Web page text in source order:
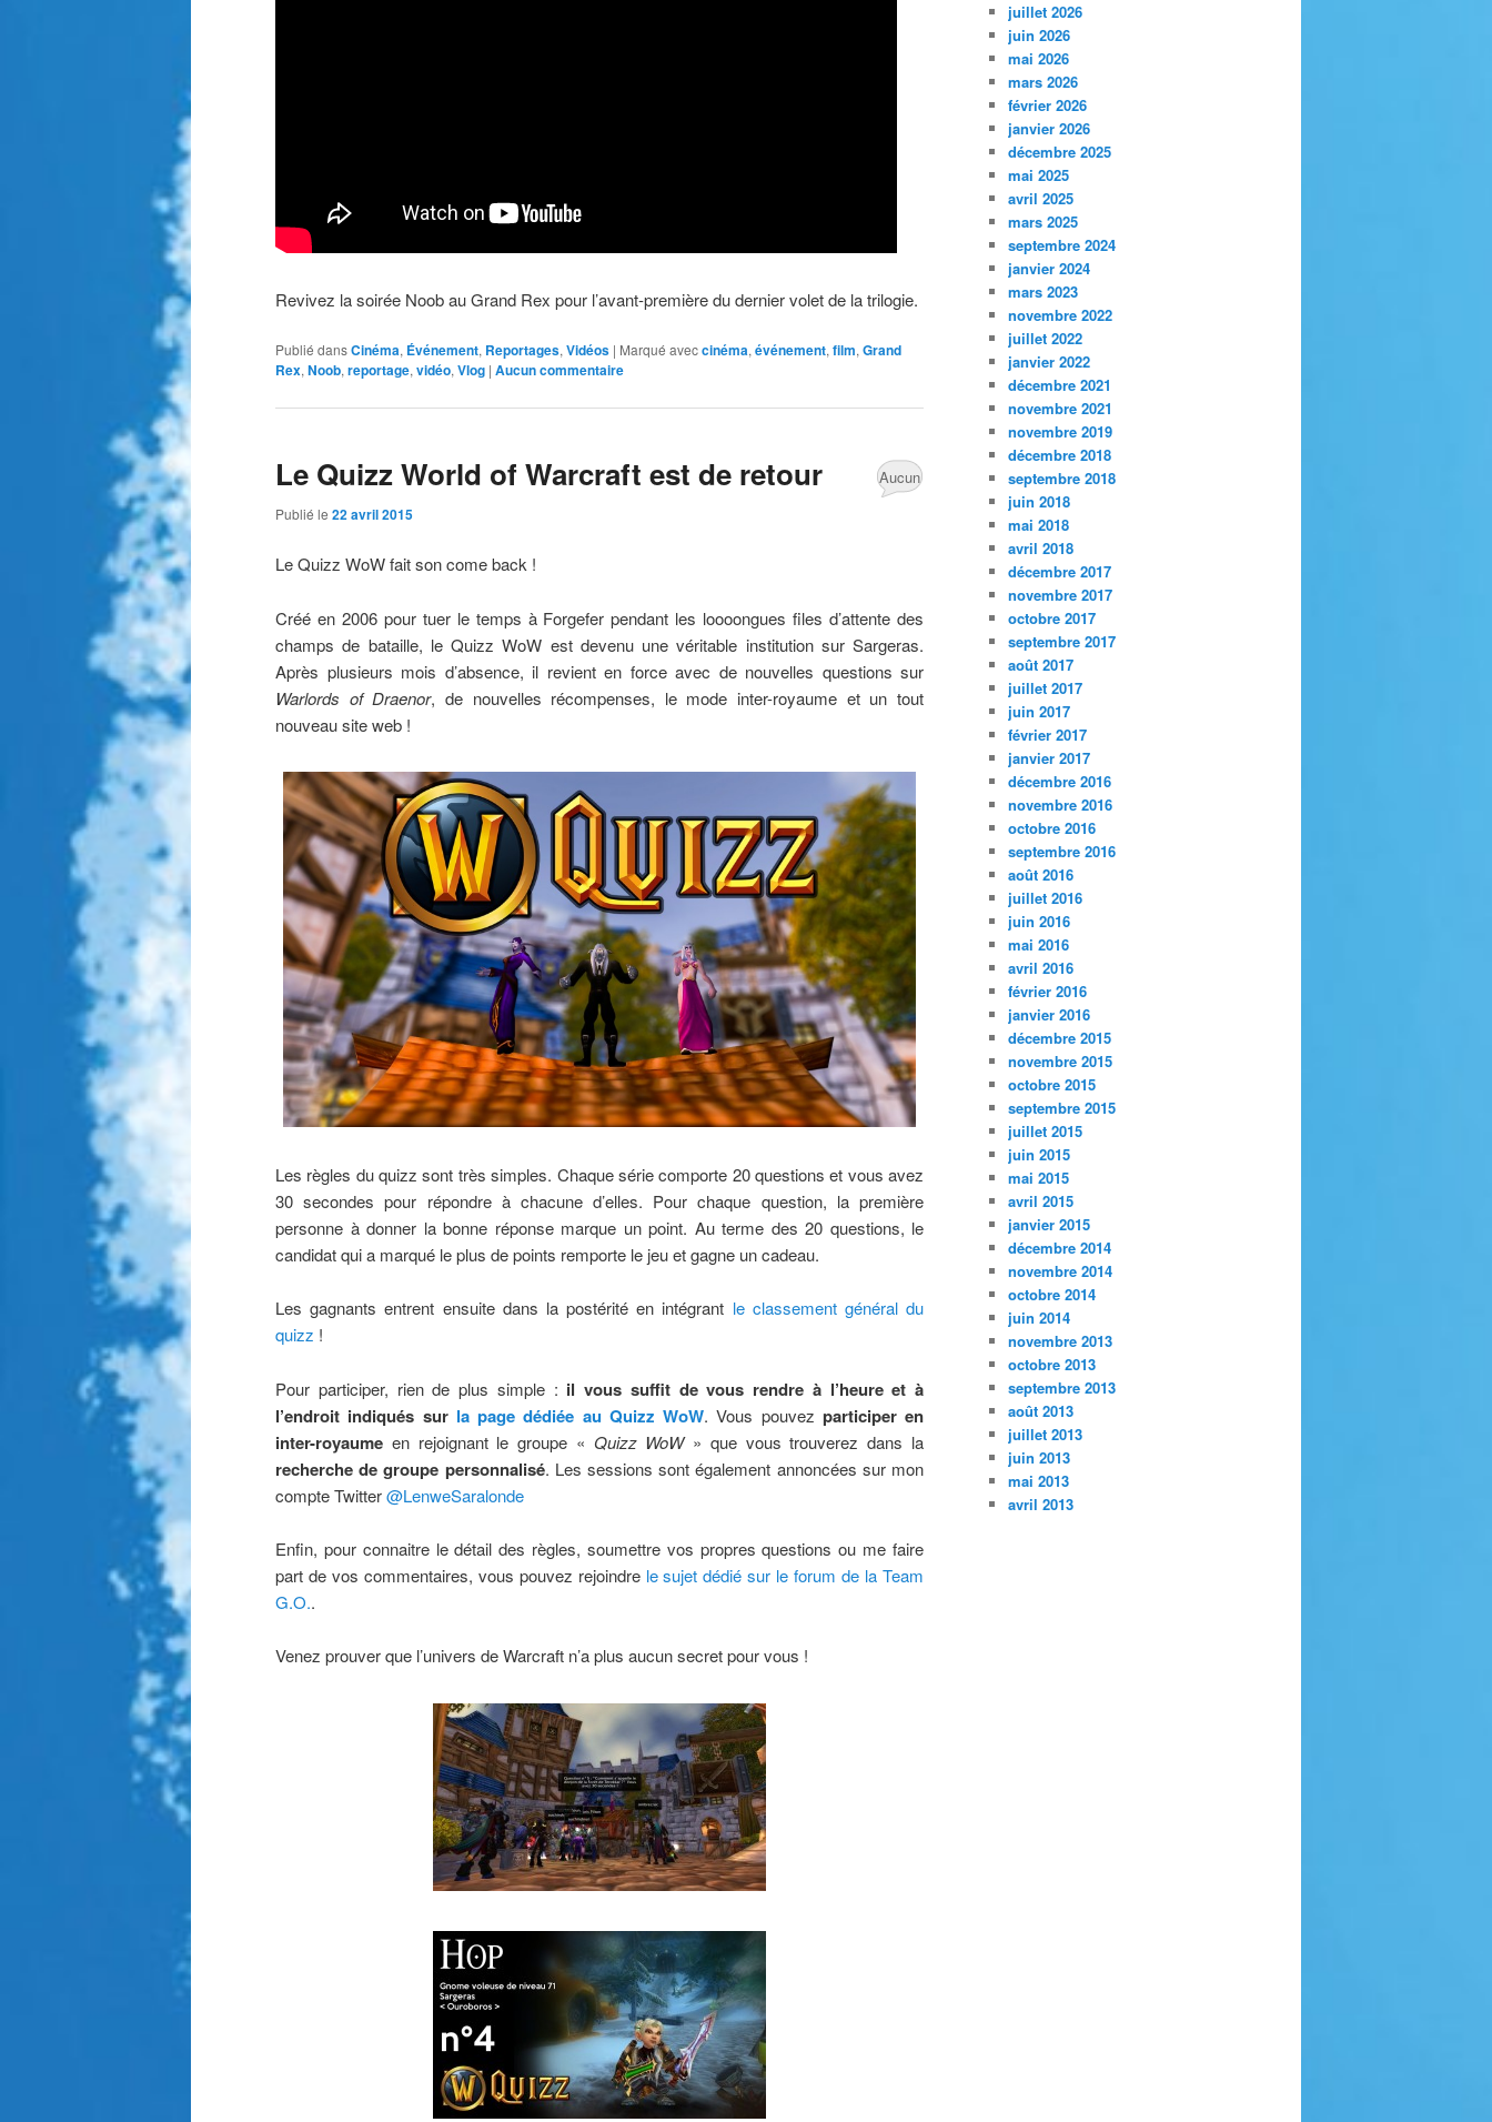
Revivez la soirée Noob au Grand Rex pour l’avant-première du dernier volet de la trilogie.
Publié dansCinéma, Événement, Reportages, Vidéos | Marqué aveccinéma, événement, film, Grand
Rex, Noob, reportage, vidéo, Vlog | Aucun commentaire
Le Quizz World of Warcraft est de retour
Publié le 22 avril 2015
Aucun
Le Quizz WoW fait son come back !
Créé en 2006 pour tuer le temps à Forgefer pendant les loooongues files d’attente des
champs de bataille, le Quizz WoW est devenu une véritable institution sur Sargeras.
Après plusieurs mois d’absence, il revient en force avec de nouvelles questions sur
Warlords of Draenor, de nouvelles récompenses, le mode inter-royaume et un tout
nouveau site web !
Les règles du quizz sont très simples. Chaque série comporte 20 questions et vous avez
30 secondes pour répondre à chacune d’elles. Pour chaque question, la première
personne à donner la bonne réponse marque un point. Au terme des 20 questions, le
candidat qui a marqué le plus de points remporte le jeu et gagne un cadeau.
Les gagnants entrent ensuite dans la postérité en intégrant le classement général du
quizz !
Pour participer, rien de plus simple : il vous suffit de vous rendre à l’heure et à
l’endroit indiqués sur la page dédiée au Quizz WoW. Vous pouvez participer en
inter-royaume en rejoignant le groupe « Quizz WoW» que vous trouverez dans la
recherche de groupe personnalisé. Les sessions sont également annoncées sur mon
compte Twitter@LenweSaralonde
Enfin, pour connaitre le détail des règles, soumettre vos propres questions ou me faire
part de vos commentaires, vous pouvez rejoindre le sujet dédié sur le forum de la Team
G.O..
Venez prouver que l’univers de Warcraft n’a plus aucun secret pour vous !
juillet 2026
juin 2026
mai 2026
mars 2026
février 2026
janvier 2026
décembre 2025
mai 2025
avril 2025
mars 2025
septembre 2024
janvier 2024
mars 2023
novembre 2022
juillet 2022
janvier 2022
décembre 2021
novembre 2021
novembre 2019
décembre 2018
septembre 2018
juin 2018
mai 2018
avril 2018
décembre 2017
novembre 2017
octobre 2017
septembre 2017
août 2017
juillet 2017
juin 2017
février 2017
janvier 2017
décembre 2016
novembre 2016
octobre 2016
septembre 2016
août 2016
juillet 2016
juin 2016
mai 2016
avril 2016
février 2016
janvier 2016
décembre 2015
novembre 2015
octobre 2015
septembre 2015
juillet 2015
juin 2015
mai 2015
avril 2015
janvier 2015
décembre 2014
novembre 2014
octobre 2014
juin 2014
novembre 2013
octobre 2013
septembre 2013
août 2013
juillet 2013
juin 2013
mai 2013
avril 2013